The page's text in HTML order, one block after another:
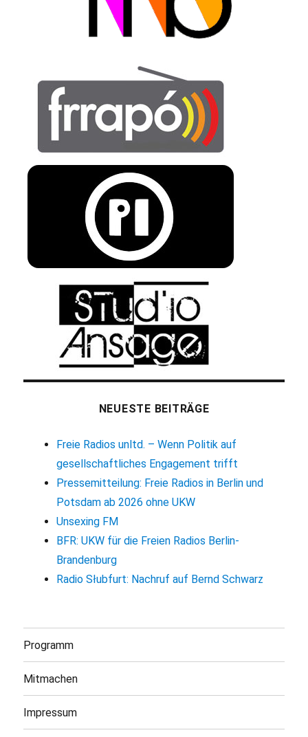
NEUESTE BEITRÄGE
Freie Radios unltd. – Wenn Politik auf
gesellschaftliches Engagement trifft
Pressemitteilung: Freie Radios in Berlin und
Potsdam ab 2026 ohne UKW
Unsexing FM
BFR: UKW für die Freien Radios Berlin-
Brandenburg
Radio Słubfurt: Nachruf auf Bernd Schwarz
Programm
Mitmachen
Impressum